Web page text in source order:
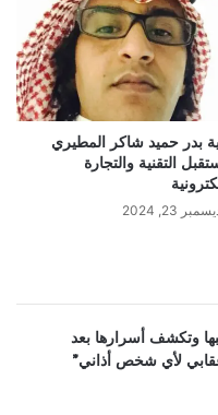
بدر حميد شاكر المطيري
التقنية والتجارة
23, 2024
وتكشف أسرارها بعد
لأي شخص أذاني”